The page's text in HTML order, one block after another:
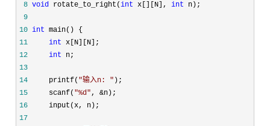
8 void rotate_to_right(int x[][N], int
9
10 int
11
int
12
int
13
14
     printf(
"输入n: "
15
     scanf(
"%d", &
16
17